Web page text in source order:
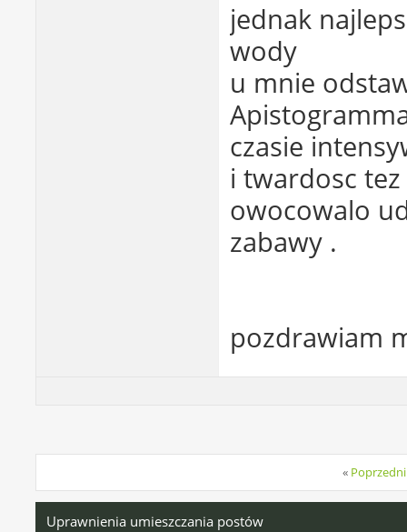
jednak
wody
u mnie
czasie
i twardosc
owocowalo
zabawy .
pozdrawiam
«
Uprawnienia umieszczania postów